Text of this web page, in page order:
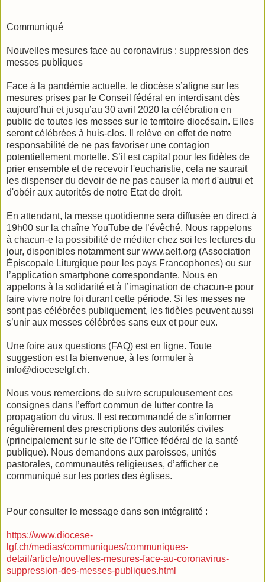
Communiqué
Nouvelles mesures face au coronavirus : suppression des
messes publiques
Face à la pandémie actuelle, le diocèse s’aligne sur les
mesures prises par le Conseil fédéral en interdisant dès
aujourd’hui et jusqu’au 30 avril 2020 la célébration en
public de toutes les messes sur le territoire diocésain. Elles
seront célébrées à huis-clos. Il relève en effet de notre
responsabilité de ne pas favoriser une contagion
potentiellement mortelle. S’il est capital pour les fidèles de
prier ensemble et de recevoir l'eucharistie, cela ne saurait
les dispenser du devoir de ne pas causer la mort d'autrui et
d'obéir aux autorités de notre Etat de droit.
En attendant, la messe quotidienne sera diffusée en direct à
19h00 sur la chaîne YouTube de l’évêché. Nous rappelons
à chacun-e la possibilité de méditer chez soi les lectures du
jour, disponibles notamment sur www.aelf.org (Association
Épiscopale Liturgique pour les pays Francophones) ou sur
l’application smartphone correspondante. Nous en
appelons à la solidarité et à l’imagination de chacun-e pour
faire vivre notre foi durant cette période. Si les messes ne
sont pas célébrées publiquement, les fidèles peuvent aussi
s’unir aux messes célébrées sans eux et pour eux.
Une foire aux questions (FAQ) est en ligne. Toute
suggestion est la bienvenue, à les formuler à
info@dioceselgf.ch.
Nous vous remercions de suivre scrupuleusement ces
consignes dans l’effort commun de lutter contre la
propagation du virus. Il est recommandé de s’informer
régulièrement des prescriptions des autorités civiles
(principalement sur le site de l’Office fédéral de la santé
publique). Nous demandons aux paroisses, unités
pastorales, communautés religieuses, d’afficher ce
communiqué sur les portes des églises.
Pour consulter le message dans son intégralité :
https://www.diocese-
lgf.ch/medias/communiques/communiques-
detail/article/nouvelles-mesures-face-au-coronavirus-
suppression-des-messes-publiques.html